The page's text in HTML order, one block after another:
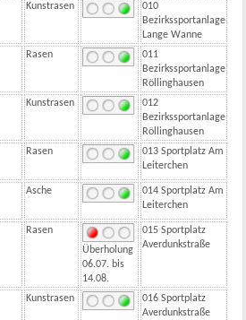
Kunstrasen
010
Bezirkssportanlage
Lange Wanne
Rasen
011
Bezirkssportanlage
Röllinghausen
Kunstrasen
012
Bezirkssportanlage
Röllinghausen
Rasen
013 Sportplatz Am
Leiterchen
Asche
014 Sportplatz Am
Leiterchen
Rasen
Überholung
06.07. bis
14.08.
015 Sportplatz
Averdunkstraße
Kunstrasen
016 Sportplatz
Averdunkstraße